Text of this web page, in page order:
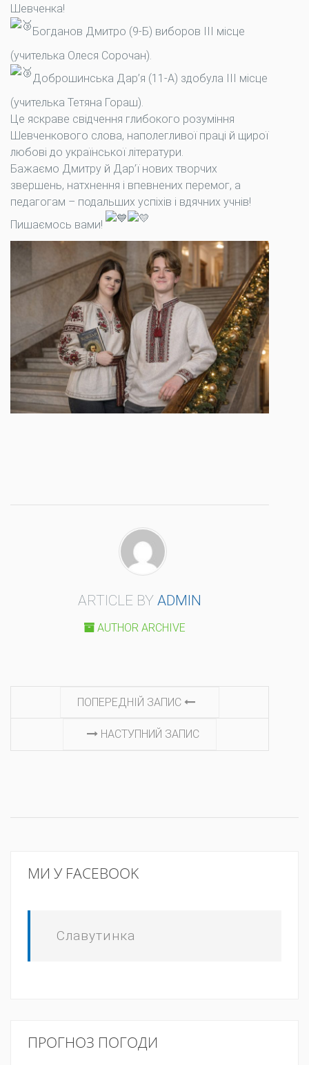
Шевченка!
Богданов Дмитро (9-Б) виборов ІІІ місце
(учителька Олеся Сорочан).
Доброшинська Дар’я (11-А) здобула ІІІ місце
(учителька Тетяна Гораш).
Це яскраве свідчення глибокого розуміння
Шевченкового слова, наполегливої праці й щирої
любові до української літератури.
Бажаємо Дмитру й Дар’ї нових творчих
звершень, натхнення і впевнених перемог, а
педагогам – подальших успіхів і вдячних учнів!
Пишаємось вами!
ARTICLE BY ADMIN
AUTHOR ARCHIVE
CONTINUE
READING
ПОПЕРЕДНІЙ ЗАПИС
НАСТУПНИЙ ЗАПИС
МИ У FACEBOOK
Славутинка
ПРОГНОЗ ПОГОДИ